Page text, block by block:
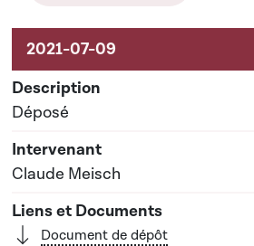
Aktivitéiten um Dossier
Déposé
Claude Meisch
Document de dépôt